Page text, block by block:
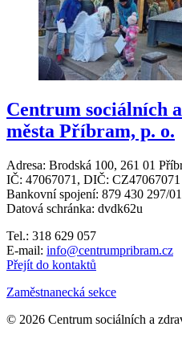
Centrum sociálních
města Příbram, p. o.
Adresa: Brodská 100, 261 01
IČ: 47067071, DIČ: CZ47067071
Bankovní spojení: 879 430 297/
Datová schránka: dvdk62u
Tel.: 318 629 057
E-mail: info@centrumpribram.cz
Přejít do kontaktů
Zaměstnanecká sekce
© 2026 Centrum sociálních a